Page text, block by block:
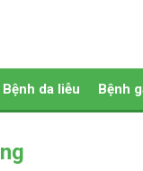
Bệnh da liễu Bệnh